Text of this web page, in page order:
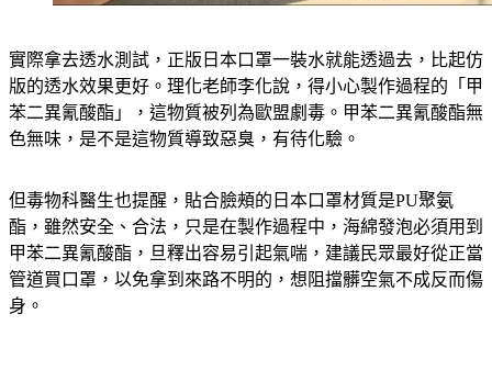
實際拿去透水測試，正版日本口罩一裝水就能透過去，比起仿
版的透水效果更好。理化老師李化說，得小心製作過程的「甲
苯二異氰酸酯」，這物質被列為歐盟劇毒。甲苯二異氰酸酯無
色無味，是不是這物質導致惡臭，有待化驗。
但毒物科醫生也提醒，貼合臉頰的日本口罩材質是PU聚氨
酯，雖然安全、合法，只是在製作過程中，海綿發泡必須用到
甲苯二異氰酸酯，旦釋出容易引起氣喘，建議民眾最好從正當
管道買口罩，以免拿到來路不明的，想阻擋髒空氣不成反而傷
身。